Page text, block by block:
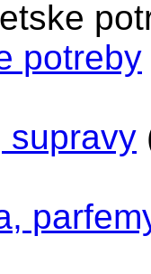
potreby
supravy